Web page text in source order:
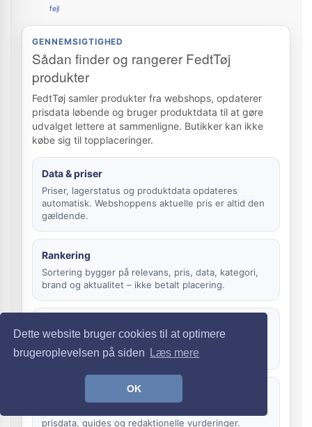
Dette website bruger cookies til at optimere
brugeroplevelsen på siden
Læs mere
OK
fejl
GENNEMSIGTIGHED
Sådan finder og rangerer FedtTøj
produkter
FedtTøj samler produkter fra webshops, opdaterer
prisdata løbende og bruger produktdata til at gøre
udvalget lettere at sammenligne. Butikker kan ikke
købe sig til topplaceringer.
Data & priser
Priser, lagerstatus og produktdata opdateres
automatisk. Webshoppens aktuelle pris er altid den
gældende.
Rankering
Sortering bygger på relevans, pris, data, kategori,
brand og aktualitet – ikke betalt placering.
Vi kan modtage kommission, hvis du klikker videre
og køber. Det ændrer ikke prisen for dig.
prisdata, guides og redaktionelle vurderinger.